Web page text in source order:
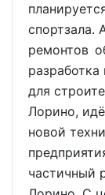
спортзала.
ремонтов
для
Лорино,
новой
частичный